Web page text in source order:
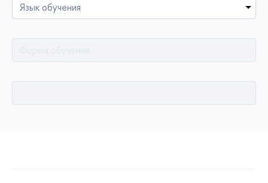
Язык обучения